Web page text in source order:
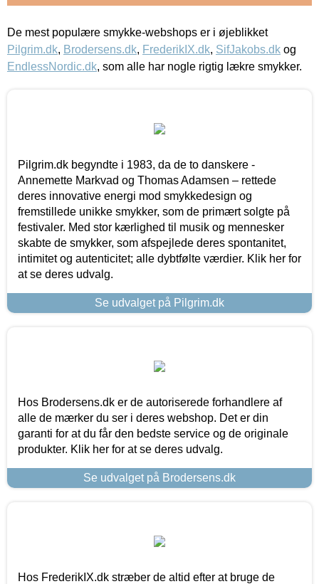
De mest populære smykke-webshops er i øjeblikket
Pilgrim.dk, Brodersens.dk, FrederikIX.dk, SifJakobs.dk og
EndlessNordic.dk, som alle har nogle rigtig lækre smykker.
Pilgrim.dk begyndte i 1983, da de to danskere -
Annemette Markvad og Thomas Adamsen – rettede
deres innovative energi mod smykkedesign og
fremstillede unikke smykker, som de primært solgte på
festivaler. Med stor kærlighed til musik og mennesker
skabte de smykker, som afspejlede deres spontanitet,
intimitet og autenticitet; alle dybtfølte værdier. Klik her for
at se deres udvalg.
Se udvalget på Pilgrim.dk
Hos Brodersens.dk er de autoriserede forhandlere af
alle de mærker du ser i deres webshop. Det er din
garanti for at du får den bedste service og de originale
produkter. Klik her for at se deres udvalg.
Se udvalget på Brodersens.dk
Hos FrederikIX.dk stræber de altid efter at bruge de